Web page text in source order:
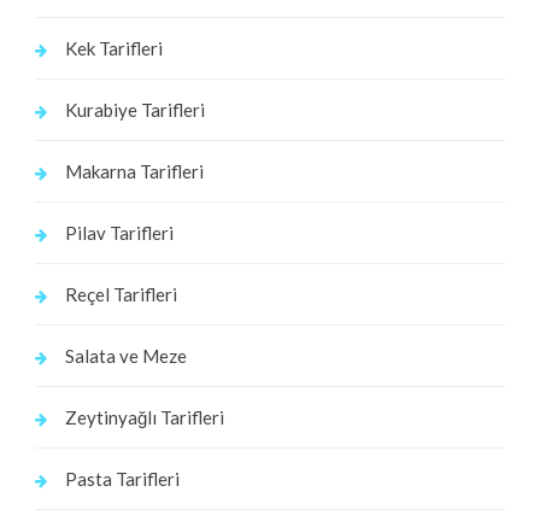
Kek Tarifleri
Kurabiye Tarifleri
Makarna Tarifleri
Pilav Tarifleri
Reçel Tarifleri
Salata ve Meze
Zeytinyağlı Tarifleri
Pasta Tarifleri